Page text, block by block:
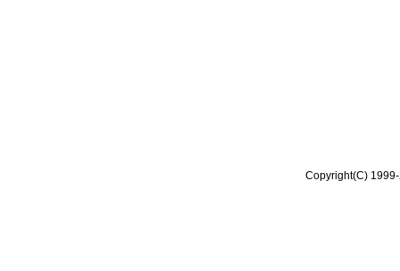
Copyright(C)